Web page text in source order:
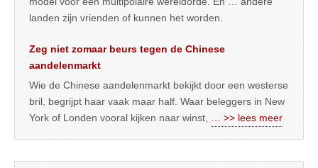
landen zijn vrienden of kunnen het worden.
Zeg niet zomaar beurs tegen de Chinese
aandelenmarkt
Wie de Chinese aandelenmarkt bekijkt door een westerse
bril, begrijpt haar vaak maar half. Waar beleggers in New
York of Londen vooral kijken naar winst,
… >> lees meer